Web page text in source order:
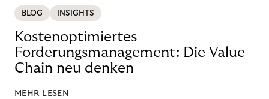
BLOG INSIGHTS
Kostenoptimiertes
Forderungsmanagement: Die Value
Chain neu denken
MEHR LESEN